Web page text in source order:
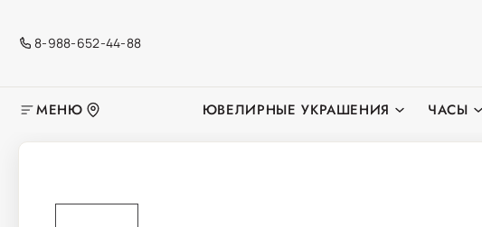
8-988-652-44-88
МЕНЮ ЮВЕЛИРНЫЕ УКРАШЕНИЯ ЧАСЫ